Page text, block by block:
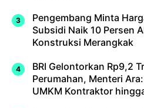
Pengembang Minta
Subsidi Naik 10 Persen
Konstruksi Merangkak
BRI Gelontorkan Rp9,2
Perumahan, Menteri
UMKM Kontraktor